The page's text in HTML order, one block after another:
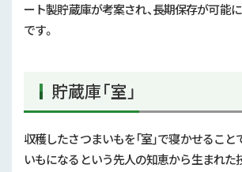
ート製貯蔵庫が考案され、長期保存が可能
です。
貯蔵庫「室」
収穫したさつまいもを「室」で寝かせること
いもになるという先人の知恵から生まれた